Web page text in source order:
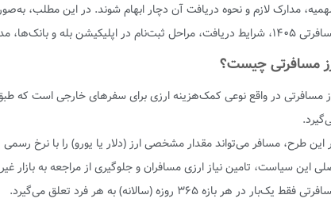
مدارک لازم و نحوه دریافت آن دچار ابهام شوند. در این مطلب،
مراحل ثبت‌نام در اپلیکیشن بله و بانک‌ها، مدارک مورد نیاز و نکات مهم را بررسی می‌کنیم.
مسافرتی چیست؟
مسافرتی در واقع نوعی کمک‌هزینه ارزی برای سفرهای خارجی است که
این طرح، مسافر می‌تواند مقدار مشخصی ارز (دلار یا یورو) را با نرخ
این سیاست، تامین نیاز ارزی مسافران و جلوگیری از مراجعه به
فقط یک‌بار در هر بازه ۳۶۵ روزه (سالانه) به هر فرد تعلق می‌گیرد.